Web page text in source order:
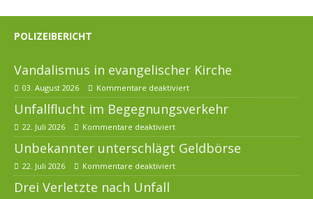
POLIZEIBERICHT
Vandalismus in evangelischer Kirche
03. August 2026 Kommentare deaktiviert
Unfallflucht im Begegnungsverkehr
22. Juli 2026 Kommentare deaktiviert
Unbekannter unterschlägt Geldbörse
22. Juli 2026 Kommentare deaktiviert
Drei Verletzte nach Unfall